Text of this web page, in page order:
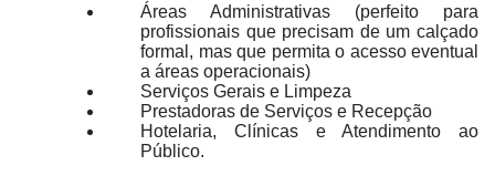
Áreas Administrativas (perfeito para
profissionais que precisam de um calçado
formal, mas que permita o acesso eventual
a áreas operacionais)
Serviços Gerais e Limpeza
Prestadoras de Serviços e Recepção
Hotelaria, Clínicas e Atendimento ao
Público.